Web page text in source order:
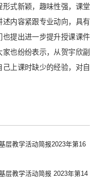
式新颖，趣味性强，课堂
内容紧跟专业动向，具有
提出进一步提升授课课件
也纷纷表示，从贺宇欣副
上课时缺少的经验，对自
层教学活动简报2023年第16
层教学活动简报 2023年第14